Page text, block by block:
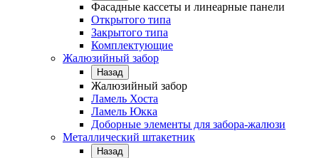
Фасадные кассеты и линеарные панели
Открытого типа
Закрытого типа
Комплектующие
Жалюзийный забор
Назад
Жалюзийный забор
Ламель Хоста
Ламель Юкка
Доборные элементы для забора-жалюзи
Металлический штакетник
Назад